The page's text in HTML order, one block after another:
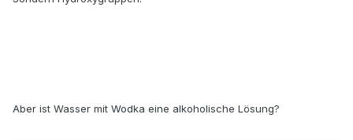
Aber ist Wasser mit Wodka eine alkoholische Lösung?